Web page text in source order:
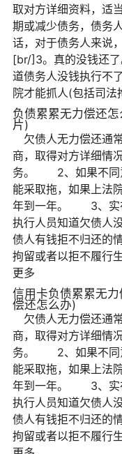
取对方详细资料，适
期或减少债务，债务
话，对于债务人来说
[br/]3。真的没钱还
道债务人没钱执行不
院才能抓人(包括司法
负债累累无力偿还
片)
欠债人无力偿还通
商，取得对方详细情
务。 2、如果不同
能采取拖，如果上法
年到一年。 3、实
执行人员知道欠债
债人有钱拒不归还的
拘留或者以拒不履
更多
信用卡负债累累无
偿还怎么办)
欠债人无力偿还通
商，取得对方详细情
务。 2、如果不同
能采取拖，如果上法
年到一年。 3、实
执行人员知道欠债
债人有钱拒不归还的
拘留或者以拒不履